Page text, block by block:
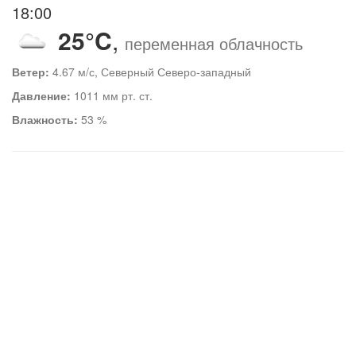
18:00
25°C, переменная облачность
Ветер: 4.67 м/с, Северный Северо-западный
Давление: 1011 мм рт. ст.
Влажность: 53 %